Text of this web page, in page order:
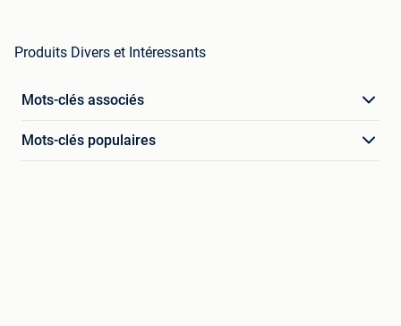
Produits Divers et Intéressants
Mots-clés associés
Mots-clés populaires